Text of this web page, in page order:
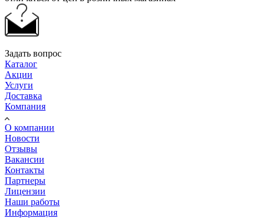
Задать вопрос
Каталог
Акции
Услуги
Доставка
Компания
О компании
Новости
Отзывы
Вакансии
Контакты
Партнеры
Лицензии
Наши работы
Информация